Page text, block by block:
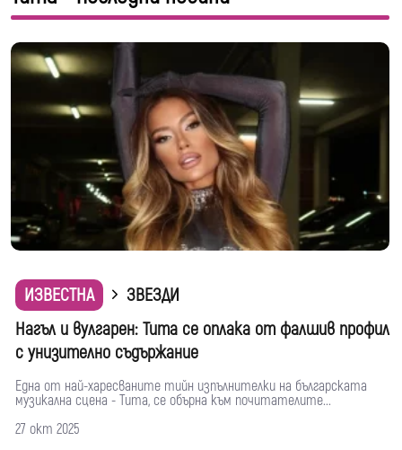
ИЗВЕСТНА
ЗВЕЗДИ
Нагъл и вулгарен: Тита се оплака от фалшив профил
с унизително съдържание
Една от най-харесваните тийн изпълнителки на българската
музикална сцена - Тита, се обърна към почитателите...
27 окт 2025